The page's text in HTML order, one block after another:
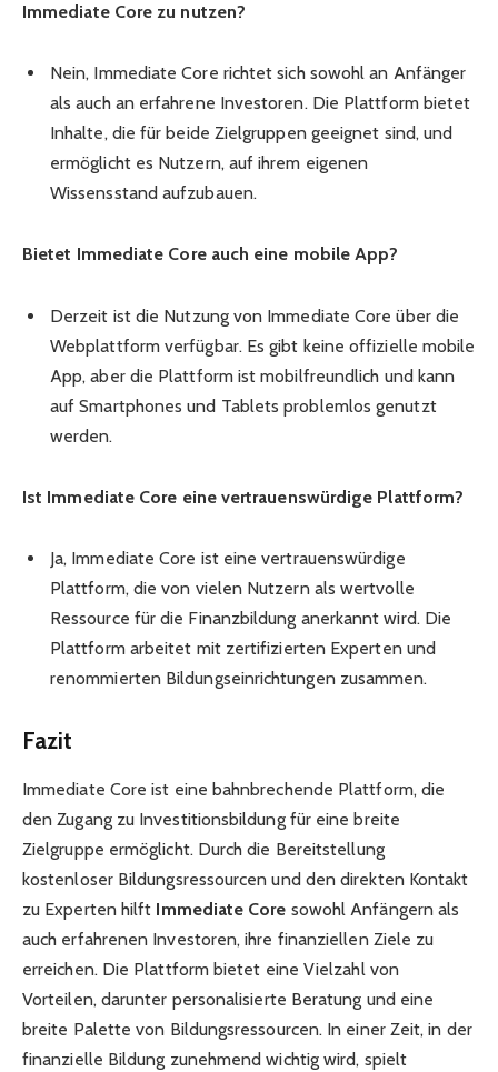
Immediate Core zu nutzen?
Nein, Immediate Core richtet sich sowohl an Anfänger
als auch an erfahrene Investoren. Die Plattform bietet
Inhalte, die für beide Zielgruppen geeignet sind, und
ermöglicht es Nutzern, auf ihrem eigenen
Wissensstand aufzubauen.
Bietet Immediate Core auch eine mobile App?
Derzeit ist die Nutzung von Immediate Core über die
Webplattform verfügbar. Es gibt keine offizielle mobile
App, aber die Plattform ist mobilfreundlich und kann
auf Smartphones und Tablets problemlos genutzt
werden.
Ist Immediate Core eine vertrauenswürdige Plattform?
Ja, Immediate Core ist eine vertrauenswürdige
Plattform, die von vielen Nutzern als wertvolle
Ressource für die Finanzbildung anerkannt wird. Die
Plattform arbeitet mit zertifizierten Experten und
renommierten Bildungseinrichtungen zusammen.
Fazit
Immediate Core ist eine bahnbrechende Plattform, die
den Zugang zu Investitionsbildung für eine breite
Zielgruppe ermöglicht. Durch die Bereitstellung
kostenloser Bildungsressourcen und den direkten Kontakt
zu Experten hilft Immediate Core sowohl Anfängern als
auch erfahrenen Investoren, ihre finanziellen Ziele zu
erreichen. Die Plattform bietet eine Vielzahl von
Vorteilen, darunter personalisierte Beratung und eine
breite Palette von Bildungsressourcen. In einer Zeit, in der
finanzielle Bildung zunehmend wichtig wird, spielt